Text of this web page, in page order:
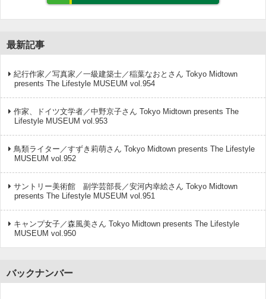
最新記事
紀行作家／写真家／一級建築士／稲葉なおとさん Tokyo Midtown
presents The Lifestyle MUSEUM vol.954
作家、ドイツ文学者／中野京子さん Tokyo Midtown presents The
Lifestyle MUSEUM vol.953
鳥類ライター／すずき莉萌さん Tokyo Midtown presents The Lifestyle
MUSEUM vol.952
サントリー美術館 副学芸部長／安河内幸絵さん Tokyo Midtown
presents The Lifestyle MUSEUM vol.951
キャンプ女子／森風美さん Tokyo Midtown presents The Lifestyle
MUSEUM vol.950
バックナンバー